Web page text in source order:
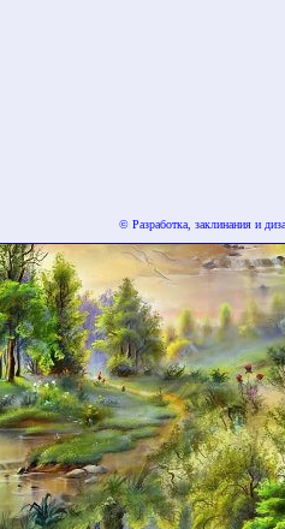
© Разработка, заклинания и